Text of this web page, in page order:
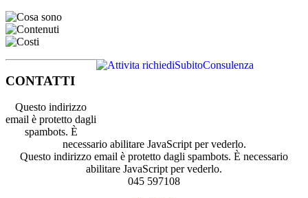
CONTATTI
Questo indirizzo
email è protetto dagli
spambots. È
necessario abilitare JavaScript per vederlo.
Questo indirizzo email è protetto dagli spambots. È necessario
abilitare JavaScript per vederlo.
045 597108